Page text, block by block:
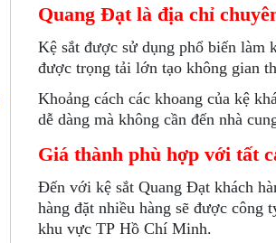
Quang Đạt là địa chỉ
Kệ sắt được sử dụng phổ biến làm
được trọng tải lớn tạo không gian
Khoảng cách các khoang của kệ
dễ dàng mà không cần đến nhà
Giá thành phù hợp với tất
Đến với kệ sắt Quang Đạt khách
hàng đặt nhiều hàng sẽ được công
khu vực TP Hồ Chí Minh.